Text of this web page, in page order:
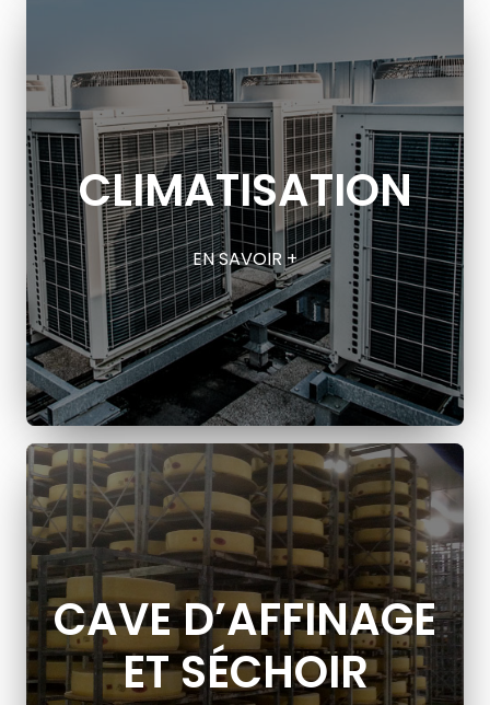
CLIMATISATION
EN SAVOIR +
CAVE D’AFFINAGE
ET SÉCHOIR